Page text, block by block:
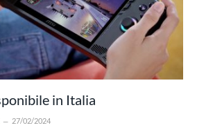
in Italia
27/02/2024